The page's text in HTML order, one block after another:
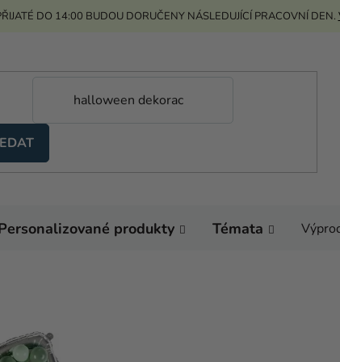
DO 14:00 BUDOU DORUČENY NÁSLEDUJÍCÍ PRACOVNÍ DEN.
produkty Témata